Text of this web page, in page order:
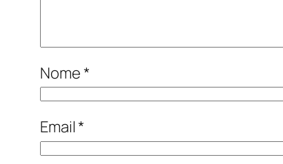
Nome*
Email*